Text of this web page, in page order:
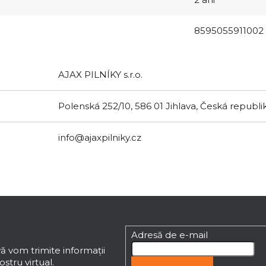
8595055911002
AJAX PILNÍKY s.r.o.
Polenská 252/10, 586 01 Jihlava, Česká
info@ajaxpilniky.cz
vom trimite informaţii
virtual.
Adresă de e-mail